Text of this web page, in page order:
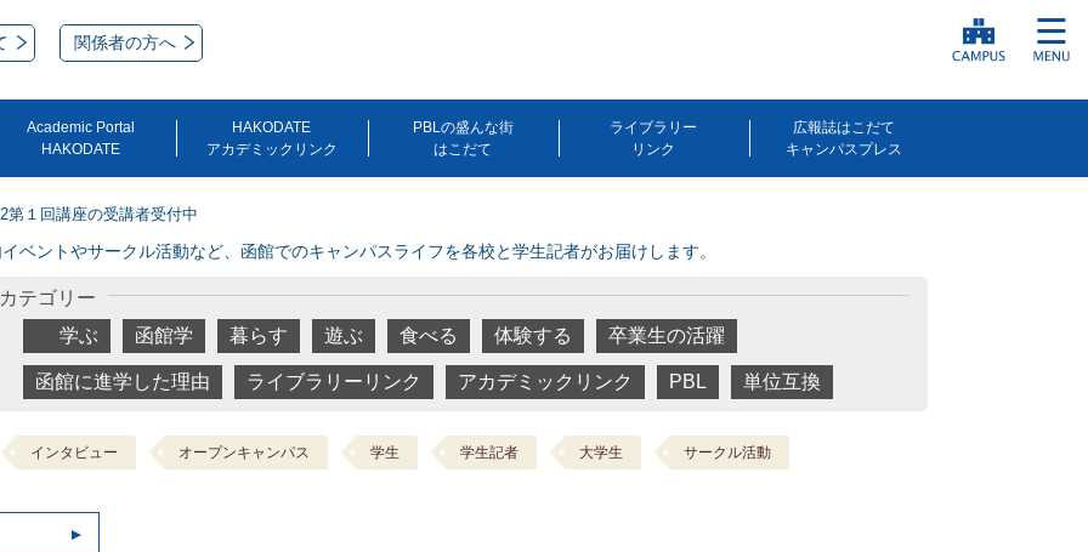
関係者の方へ
Academic Portal
HAKODATE
HAKODATE
アカデミックリンク
PBLの盛んな街
はこだて
ライブラリー
リンク
広報誌はこだて
キャンパスプレス
第１回講座の受講者受付中
ベントやサークル活動など、函館でのキャンパスライフを各校と学生記者がお届けします。
カテゴリー
学ぶ
函館学 暮らす 遊ぶ 食べる 体験する 卒業生の活躍
函館に進学した理由 ライブラリーリンク アカデミックリンク PBL 単位互換
インタビュー オープンキャンパス 学生 学生記者 大学生 サークル活動